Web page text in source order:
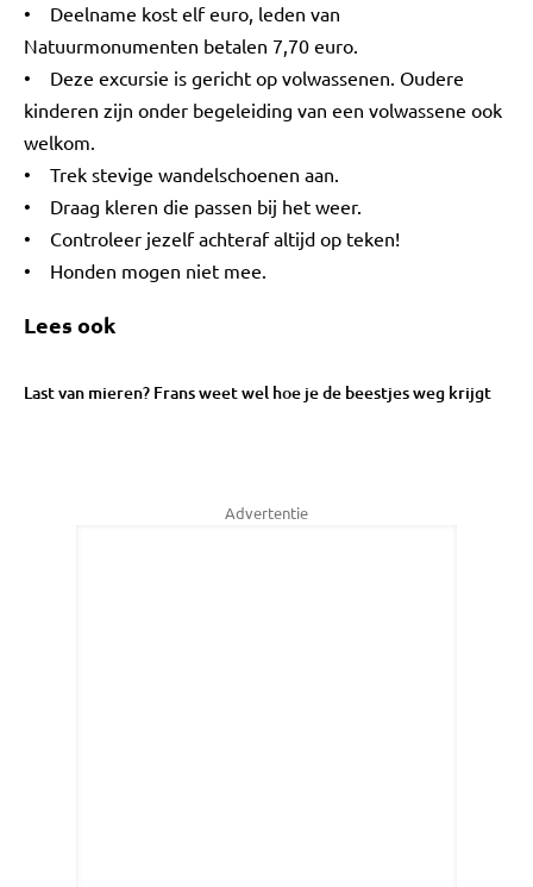
• Deelname kost elf euro, leden van
Natuurmonumenten betalen 7,70 euro.
• Deze excursie is gericht op volwassenen. Oudere
kinderen zijn onder begeleiding van een volwassene ook
welkom.
• Trek stevige wandelschoenen aan.
• Draag kleren die passen bij het weer.
• Controleer jezelf achteraf altijd op teken!
• Honden mogen niet mee.
Lees ook
Last van mieren? Frans weet wel hoe je de beestjes weg krijgt
Advertentie